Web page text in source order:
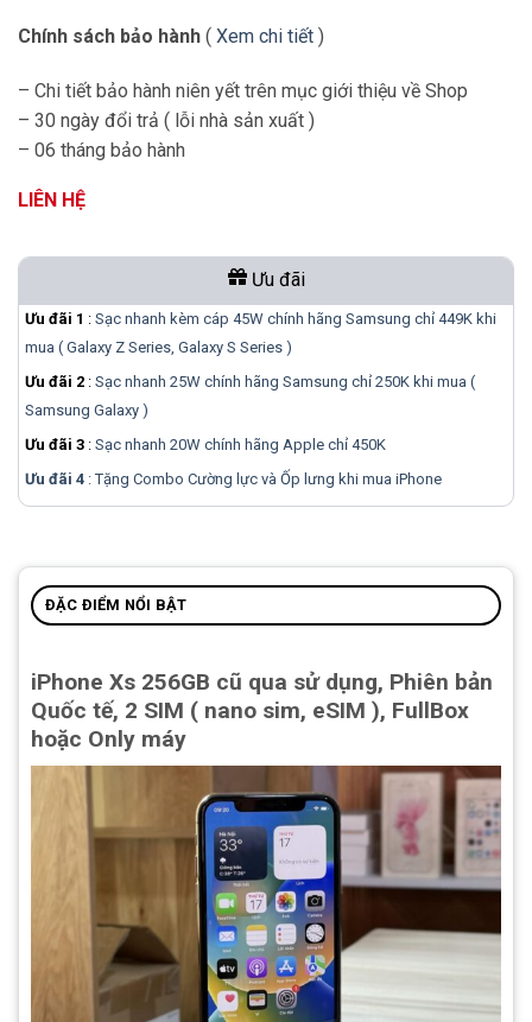
Chính sách bảo hành ( Xem chi tiết )
– Chi tiết bảo hành niên yết trên mục giới thiệu về Shop
– 30 ngày đổi trả ( lỗi nhà sản xuất )
– 06 tháng bảo hành
LIÊN HỆ
Ưu đãi
Ưu đãi 1 : Sạc nhanh kèm cáp 45W chính hãng Samsung chỉ 449K khi
mua ( Galaxy Z Series, Galaxy S Series )
Ưu đãi 2 : Sạc nhanh 25W chính hãng Samsung chỉ 250K khi mua (
Samsung Galaxy )
Ưu đãi 3 : Sạc nhanh 20W chính hãng Apple chỉ 450K
Ưu đãi 4 : Tặng Combo Cường lực và Ốp lưng khi mua iPhone
ĐẶC ĐIỂM NỔI BẬT
iPhone Xs 256GB cũ qua sử dụng, Phiên bản
Quốc tế, 2 SIM ( nano sim, eSIM ), FullBox
hoặc Only máy